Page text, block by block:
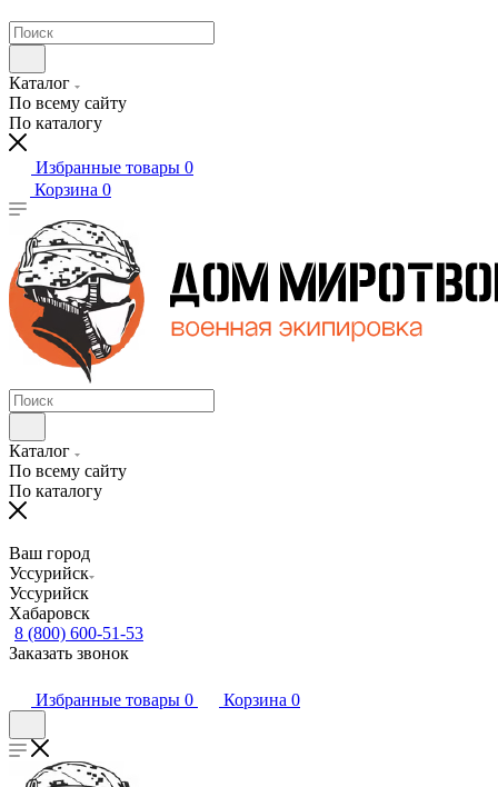
Каталог
По всему сайту
По каталогу
Избранные товары 0
Корзина 0
Каталог
По всему сайту
По каталогу
Ваш город
Уссурийск
Уссурийск
Хабаровск
8 (800) 600-51-53
Заказать звонок
Избранные товары 0 Корзина 0